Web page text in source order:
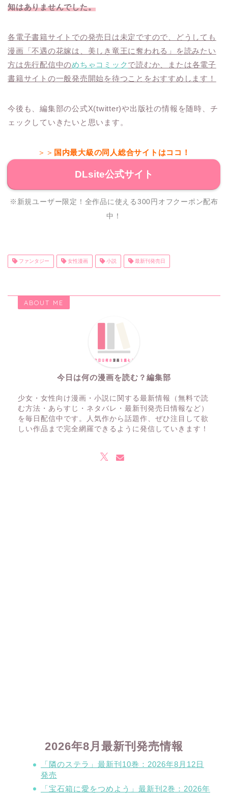
知はありませんでした。
各電子書籍サイトでの発売日は未定ですので、どうしても
漫画「不遇の花嫁は、美しき竜王に奪われる」を読みたい
方は先行配信中のめちゃコミックで読むか、または各電子
書籍サイトの一般発売開始を待つことをおすすめします！
今後も、編集部の公式X(twitter)や出版社の情報を随時、チ
ェックしていきたいと思います。
＞＞ 国内最大級の同人総合サイトはココ！
DLsite公式サイト
※新規ユーザー限定！全作品に使える300円オフクーポン配布
中！
ファンタジー 女性漫画 小説 最新刊発売日
ABOUT ME
今日は何の漫画を読む？編集部
少女・女性向け漫画・小説に関する最新情報（無料で読
む方法・あらすじ・ネタバレ・最新刊発売日情報など）
を毎日配信中です。人気作から話題作、ぜひ注目して欲
しい作品まで完全網羅できるように発信していきます！
2026年8月最新刊発売情報
「隣のステラ」最新刊10巻：2026年8月12日
発売
「宝石箱に愛をつめよう」最新刊2巻：2026年